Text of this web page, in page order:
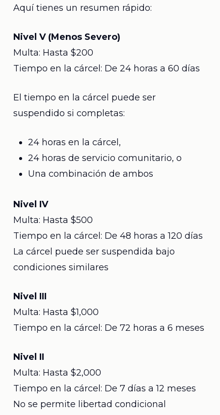
Aquí tienes un resumen rápido:
Nivel V (Menos Severo)
Multa: Hasta $200
Tiempo en la cárcel: De 24 horas a 60 días
El tiempo en la cárcel puede ser
suspendido si completas:
24 horas en la cárcel,
24 horas de servicio comunitario, o
Una combinación de ambos
Nivel IV
Multa: Hasta $500
Tiempo en la cárcel: De 48 horas a 120 días
La cárcel puede ser suspendida bajo
condiciones similares
Nivel III
Multa: Hasta $1,000
Tiempo en la cárcel: De 72 horas a 6 meses
Nivel II
Multa: Hasta $2,000
Tiempo en la cárcel: De 7 días a 12 meses
No se permite libertad condicional